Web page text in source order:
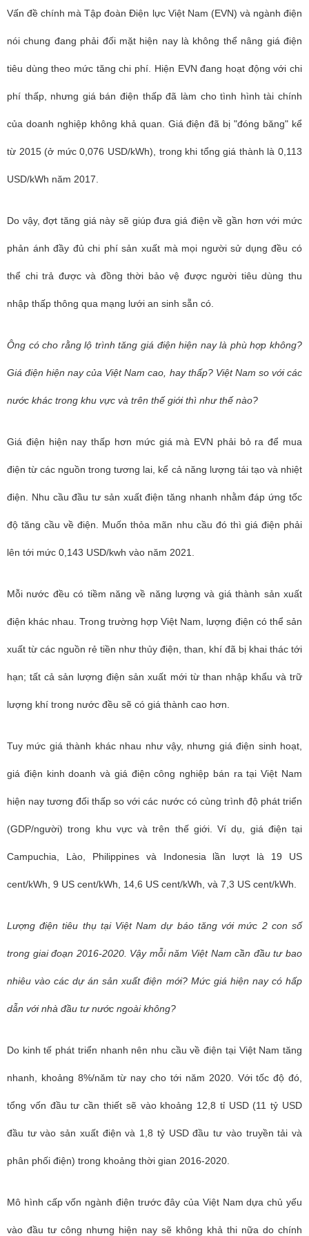
Vấn đề chính mà Tập đoàn Điện lực Việt Nam (EVN) và ngành điện
nói chung đang phải đối mặt hiện nay là không thể nâng giá điện
tiêu dùng theo mức tăng chi phí. Hiện EVN đang hoạt động với chi
phí thấp, nhưng giá bán điện thấp đã làm cho tình hình tài chính
của doanh nghiệp không khả quan. Giá điện đã bị "đóng băng" kể
từ 2015 (ở mức 0,076 USD/kWh), trong khi tổng giá thành là 0,113
USD/kWh năm 2017.
Do vậy, đợt tăng giá này sẽ giúp đưa giá điện về gần hơn với mức
phản ánh đầy đủ chi phí sản xuất mà mọi người sử dụng đều có
thể chi trả được và đồng thời bảo vệ được người tiêu dùng thu
nhập thấp thông qua mạng lưới an sinh sẵn có.
Ông có cho rằng lộ trình tăng giá điện hiện nay là phù hợp không?
Giá điện hiện nay của Việt Nam cao, hay thấp? Việt Nam so với các
nước khác trong khu vực và trên thế giới thì như thế nào?
Giá điện hiện nay thấp hơn mức giá mà EVN phải bỏ ra để mua
điện từ các nguồn trong tương lai, kể cả năng lượng tái tạo và nhiệt
điện. Nhu cầu đầu tư sản xuất điện tăng nhanh nhằm đáp ứng tốc
độ tăng cầu về điện. Muốn thỏa mãn nhu cầu đó thì giá điện phải
lên tới mức 0,143 USD/kwh vào năm 2021.
Mỗi nước đều có tiềm năng về năng lượng và giá thành sản xuất
điện khác nhau. Trong trường hợp Việt Nam, lượng điện có thể sản
xuất từ các nguồn rẻ tiền như thủy điện, than, khí đã bị khai thác tới
hạn; tất cả sản lượng điện sản xuất mới từ than nhập khẩu và trữ
lượng khí trong nước đều sẽ có giá thành cao hơn.
Tuy mức giá thành khác nhau như vậy, nhưng giá điện sinh hoạt,
giá điện kinh doanh và giá điện công nghiệp bán ra tại Việt Nam
hiện nay tương đối thấp so với các nước có cùng trình độ phát triển
(GDP/người) trong khu vực và trên thế giới. Ví dụ, giá điện tại
Campuchia, Lào, Philippines và Indonesia lần lượt là 19 US
cent/kWh, 9 US cent/kWh, 14,6 US cent/kWh, và 7,3 US cent/kWh.
Lượng điện tiêu thụ tại Việt Nam dự báo tăng với mức 2 con số
trong giai đoạn 2016-2020. Vậy mỗi năm Việt Nam cần đầu tư bao
nhiêu vào các dự án sản xuất điện mới? Mức giá hiện nay có hấp
dẫn với nhà đầu tư nước ngoài không?
Do kinh tế phát triển nhanh nên nhu cầu về điện tại Việt Nam tăng
nhanh, khoảng 8%/năm từ nay cho tới năm 2020. Với tốc độ đó,
tổng vốn đầu tư cần thiết sẽ vào khoảng 12,8 tỉ USD (11 tỷ USD
đầu tư vào sản xuất điện và 1,8 tỷ USD đầu tư vào truyền tải và
phân phối điện) trong khoảng thời gian 2016-2020.
Mô hình cấp vốn ngành điện trước đây của Việt Nam dựa chủ yếu
vào đầu tư công nhưng hiện nay sẽ không khả thi nữa do chính